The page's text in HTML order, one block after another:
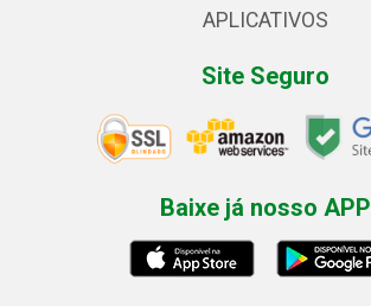
APLICATIVOS
Site Seguro
Baixe já nosso APP